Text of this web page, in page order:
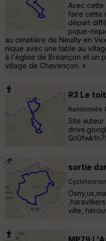
Avec cette
faire cette
départ
pique-
au cimetière de Neuilly en
nique avec une table au
à l'église de Bréançon et un
village de Chavençon. »
R3 Le
Randonnée
Site
sortie
ville,